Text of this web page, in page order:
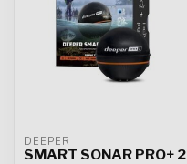
DEEPER
SMART SONAR PRO+ 2